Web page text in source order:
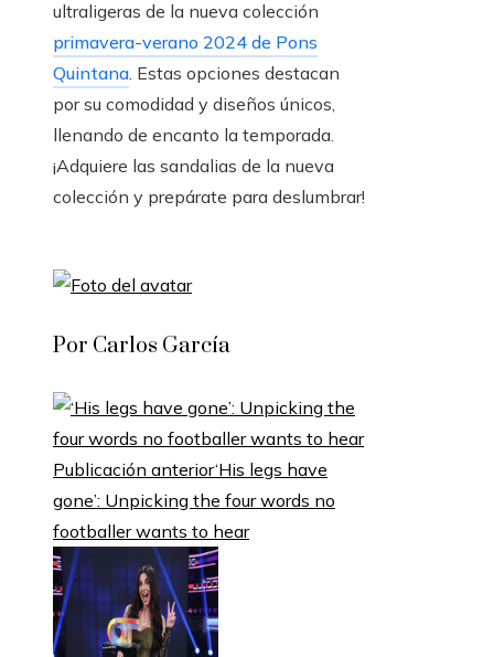
ultraligeras de la nueva colección
primavera-verano 2024 de Pons
Quintana. Estas opciones destacan
por su comodidad y diseños únicos,
llenando de encanto la temporada.
¡Adquiere las sandalias de la nueva
colección y prepárate para deslumbrar!
Por Carlos García
Publicación anterior‘His legs have
gone’: Unpicking the four words no
footballer wants to hear